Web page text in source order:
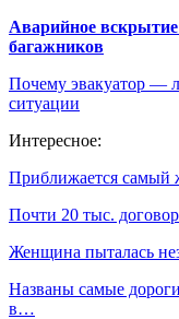
Аварийное вскрытие
багажников
Почему эвакуатор —
ситуации
Интересное:
Приближается самый
Почти 20 тыс.
Женщина пыталась
Названы самые
в…